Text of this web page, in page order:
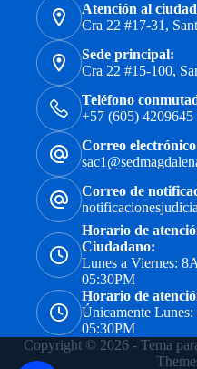
Atención al
Cra 22 #17-31,
Sede principal:
Cra 22 #15-100,
Teléfono
+57 (605) 4209645
Correo
Correo de
Horario de
Ciudadano:
Lunes a Viernes:
05:30PM
Horario de
Únicamente
05:30PM
Copyright © 2026 - Tema